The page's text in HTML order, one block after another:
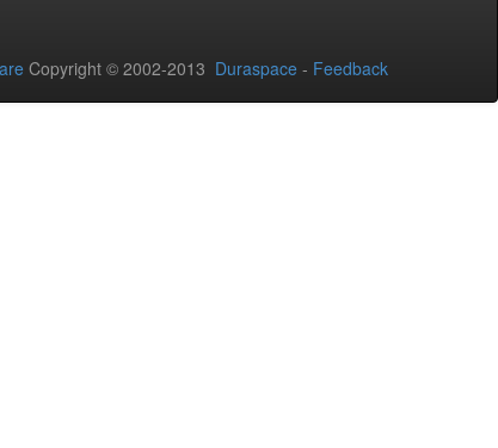
Copyright © 2002-2013 Duraspace - Feedback